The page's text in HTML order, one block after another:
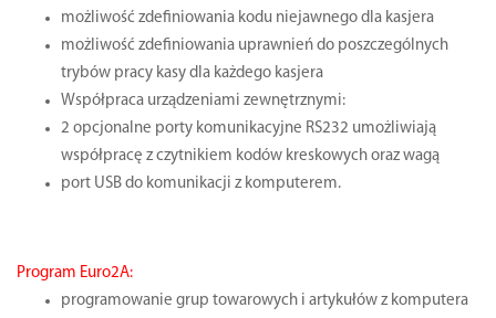
możliwość zdefiniowania kodu niejawnego dla kasjera
możliwość zdefiniowania uprawnień do poszczególnych
trybów pracy kasy dla każdego kasjera
Współpraca urządzeniami zewnętrznymi:
2 opcjonalne porty komunikacyjne RS232 umożliwiają
współpracę z czytnikiem kodów kreskowych oraz wagą
port USB do komunikacji z komputerem.
Program Euro2A:
programowanie grup towarowych i artykułów z komputera